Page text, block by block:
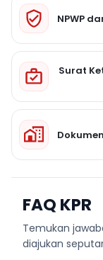
NPWP
Surat
FAQ KPR
Temukan
diajukan seputar